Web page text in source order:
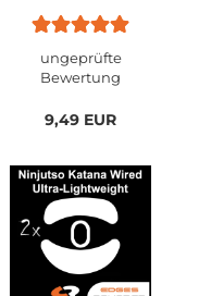
ungeprüfte
Bewertung
9,49 EUR